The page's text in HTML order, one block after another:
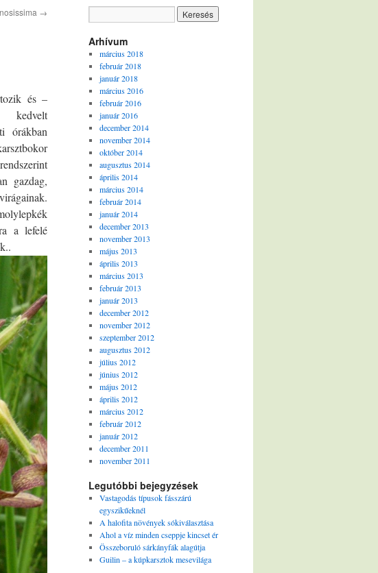
→
és –
órákban
gazdag,
a lefelé
Arhívum
március 2018
február 2018
január 2018
március 2016
február 2016
január 2016
december 2014
november 2014
október 2014
augusztus 2014
április 2014
március 2014
február 2014
január 2014
december 2013
november 2013
május 2013
április 2013
március 2013
február 2013
január 2013
december 2012
november 2012
szeptember 2012
augusztus 2012
július 2012
június 2012
május 2012
április 2012
március 2012
február 2012
január 2012
december 2011
november 2011
Legutóbbi bejegyzések
Vastagodás típusok fásszárú
egyszikűeknél
A halofita növények sókiválasztása
Ahol a víz minden cseppje kincset ér
Összeboruló sárkányfák alagútja
Guilin – a kúpkarsztok mesevilága